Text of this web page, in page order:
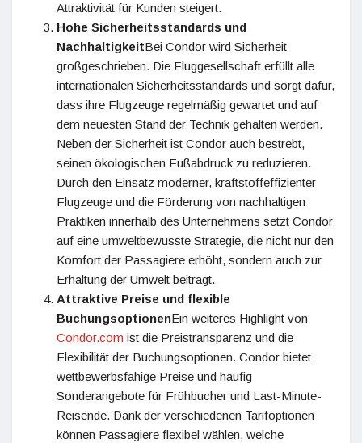
Attraktivität für Kunden steigert.
Hohe Sicherheitsstandards und
NachhaltigkeitBei Condor wird Sicherheit
großgeschrieben. Die Fluggesellschaft erfüllt alle
internationalen Sicherheitsstandards und sorgt dafür,
dass ihre Flugzeuge regelmäßig gewartet und auf
dem neuesten Stand der Technik gehalten werden.
Neben der Sicherheit ist Condor auch bestrebt,
seinen ökologischen Fußabdruck zu reduzieren.
Durch den Einsatz moderner, kraftstoffeffizienter
Flugzeuge und die Förderung von nachhaltigen
Praktiken innerhalb des Unternehmens setzt Condor
auf eine umweltbewusste Strategie, die nicht nur den
Komfort der Passagiere erhöht, sondern auch zur
Erhaltung der Umwelt beiträgt.
Attraktive Preise und flexible
BuchungsoptionenEin weiteres Highlight von
Condor.com ist die Preistransparenz und die
Flexibilität der Buchungsoptionen. Condor bietet
wettbewerbsfähige Preise und häufig
Sonderangebote für Frühbucher und Last-Minute-
Reisende. Dank der verschiedenen Tarifoptionen
können Passagiere flexibel wählen, welche